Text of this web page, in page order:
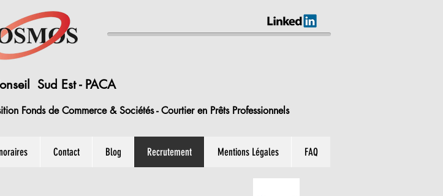
Sud Est - PACA
Fonds de Commerce & Sociétés - Courtier en Prêts Professionnels
Contact Blog Recrutement Mentions Légales FAQ